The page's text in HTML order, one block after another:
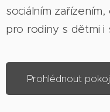
sociálním
pro rodiny s dětmi i
Prohlédnout